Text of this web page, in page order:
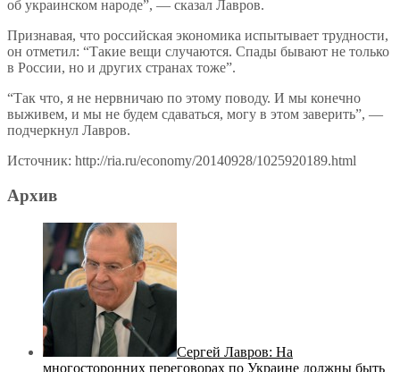
об украинском народе”, — сказал Лавров.
Признавая, что российская экономика испытывает трудности,
он отметил: “Такие вещи случаются. Спады бывают не только
в России, но и других странах тоже”.
“Так что, я не нервничаю по этому поводу. И мы конечно
выживем, и мы не будем сдаваться, могу в этом заверить”, —
подчеркнул Лавров.
Источник: http://ria.ru/economy/20140928/1025920189.html
Архив
Сергей Лавров: На
многосторонних переговорах по Украине должны быть